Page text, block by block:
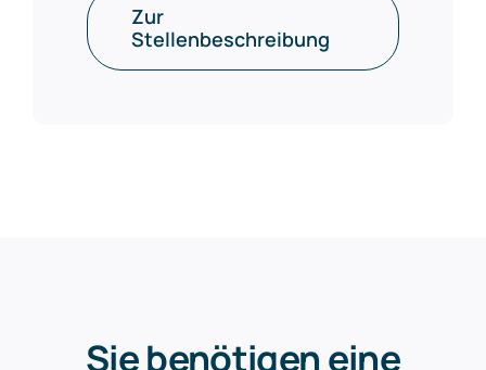
Zur
Stellenbeschreibung
Sie benötigen eine